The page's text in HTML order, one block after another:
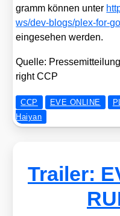
gramm kön­nen unter
w​s​/​d​e​v​-​b​l​o​g​s​/​p​l​e​x​-​f​o​r​-​
ein­ge­se­hen wer­den.
Quel­le:
right CCP
CCP EVE ONLINE
Haiyan
Trailer: